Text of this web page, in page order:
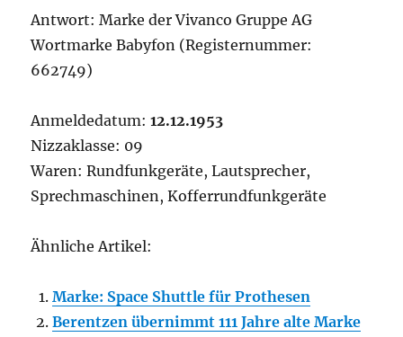
Antwort: Marke der Vivanco Gruppe AG
Wortmarke Babyfon (Registernummer:
662749)
Anmeldedatum:12.12.1953
Nizzaklasse: 09
Waren: Rundfunkgeräte, Lautsprecher,
Sprechmaschinen, Kofferrundfunkgeräte
Ähnliche Artikel:
Marke: Space Shuttle für Prothesen
Berentzen übernimmt 111 Jahre alte Marke